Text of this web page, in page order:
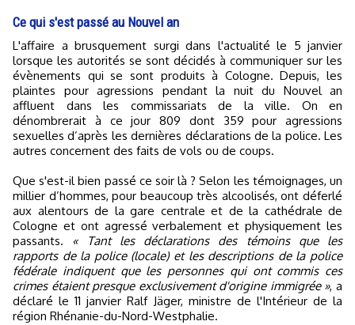
Ce qui s'est passé au Nouvel an
L'affaire a brusquement surgi dans l'actualité le 5 janvier
lorsque les autorités se sont décidés à communiquer sur les
évènements qui se sont produits à Cologne. Depuis, les
plaintes pour agressions pendant la nuit du Nouvel an
affluent dans les commissariats de la ville. On en
dénombrerait à ce jour 809 dont 359 pour agressions
sexuelles d’après les dernières déclarations de la police. Les
autres concernent des faits de vols ou de coups.
Que s'est-il bien passé ce soir là ? Selon les témoignages, un
millier d’hommes, pour beaucoup très alcoolisés, ont déferlé
aux alentours de la gare centrale et de la cathédrale de
Cologne et ont agressé verbalement et physiquement les
passants. « Tant les déclarations des témoins que les
rapports de la police (locale) et les descriptions de la police
fédérale indiquent que les personnes qui ont commis ces
crimes étaient presque exclusivement d'origine immigrée », a
déclaré le 11 janvier Ralf Jäger, ministre de l'Intérieur de la
région Rhénanie-du-Nord-Westphalie.